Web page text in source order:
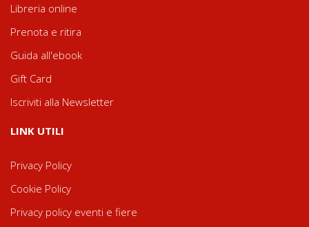
Libreria online
Prenota e ritira
Guida all'ebook
Gift Card
Iscriviti alla Newsletter
LINK UTILI
Privacy Policy
Cookie Policy
Privacy policy eventi e fiere